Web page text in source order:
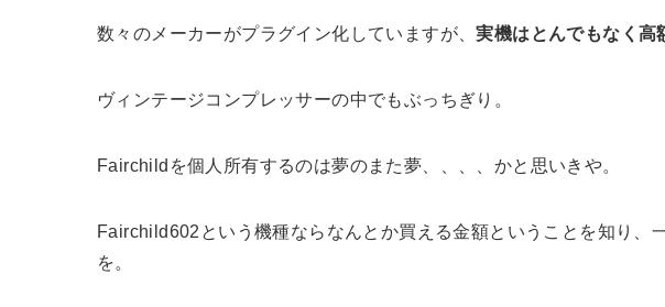
数々のメーカーがプラグイン化していますが、実機はとんでもなく高
ヴィンテージコンプレッサーの中でもぶっちぎり。
Fairchildを個人所有するのは夢のまた夢、、、、かと思いきや。
Fairchild602という機種ならなんとか買える金額ということを知り、
を。